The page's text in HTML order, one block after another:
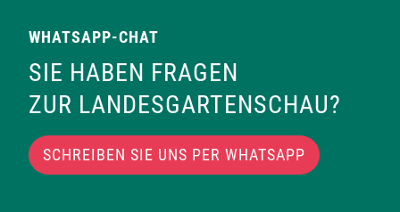
WHATSAPP-CHAT
SIE HABEN FRAGEN
ZUR LANDESGARTENSCHAU?
SCHREIBEN SIE UNS PER WHATSAPP